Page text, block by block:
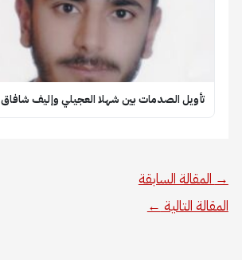
تأويل الصدمات بين شهلا العجيلي وإليف شافاق
→ المقالة السابقة
المقالة التالية ←